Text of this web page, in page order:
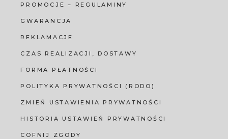
PROMOCJE – REGULAMINY
GWARANCJA
REKLAMACJE
CZAS REALIZACJI, DOSTAWY
FORMA PŁATNOŚCI
POLITYKA PRYWATNOŚCI (RODO)
ZMIEŃ USTAWIENIA PRYWATNOŚCI
HISTORIA USTAWIEŃ PRYWATNOŚCI
COFNIJ ZGODY